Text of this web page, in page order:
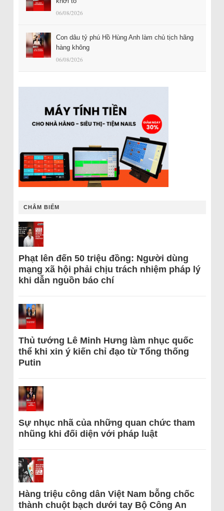
06/08/2026
Con dâu tỷ phú Hồ Hùng Anh làm chủ tịch hãng
hàng không
06/08/2026
CHÂM BIẾM
Phạt lên đến 50 triệu đồng: Người dùng
mạng xã hội phải chịu trách nhiệm pháp lý
khi dẫn nguồn báo chí
Thủ tướng Lê Minh Hưng làm nhục quốc
thể khi xin ý kiến chỉ đạo từ Tổng thống
Putin
Sự nhục nhã của những quan chức tham
nhũng khi đối diện với pháp luật
Hàng triệu công dân Việt Nam bỗng chốc
thành chuột bạch dưới tay Bộ Công An